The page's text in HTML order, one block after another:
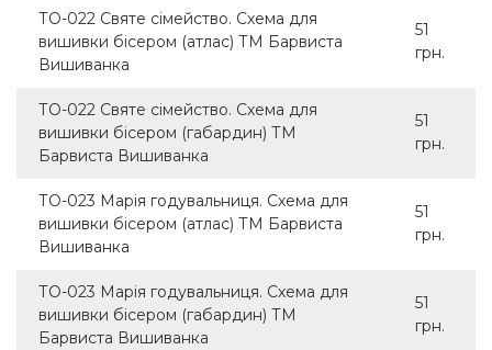
ТО-022 Святе сімейство. Схема для
вишивки бісером (атлас) ТМ Барвиста
Вишиванка
51
грн.
ТО-022 Святе сімейство. Схема для
вишивки бісером (габардин) ТМ
Барвиста Вишиванка
51
грн.
ТО-023 Марія годувальниця. Схема для
вишивки бісером (атлас) ТМ Барвиста
Вишиванка
51
грн.
ТО-023 Марія годувальниця. Схема для
вишивки бісером (габардин) ТМ
Барвиста Вишиванка
51
грн.